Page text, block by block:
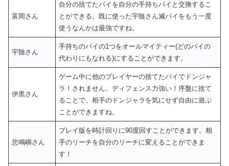
富岡さん
自分の捨てたパイを自分の手持ちパイと交換するこ
とができる。既に使った宇髄さん滅パイをもう一度
使うなんかは最強ですね。
宇髄さん
手持ちのパイの1つをオールマイティー(どのパイの
代わりにもなれる)にすることができます。
伊黒さん
ゲーム中に他のプレイヤーの捨てたパイでドンジャ
ラ！されません。ディフェンス力強い！序盤に捨て
ることで、相手のドンジャラを気にせず自由に遊ぶ
ことができますね。
悲鳴嶼さん
プレイ版を時計回りに90度回すことができます。相
手のリーチを自分のリーチに変えることができま
す！